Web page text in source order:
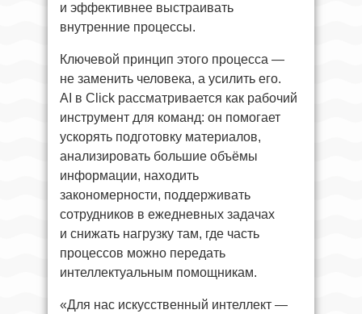
и эффективнее выстраивать
внутренние процессы.
Ключевой принцип этого процесса —
не заменить человека, а усилить его.
AI в Click рассматривается как рабочий
инструмент для команд: он помогает
ускорять подготовку материалов,
анализировать большие объёмы
информации, находить
закономерности, поддерживать
сотрудников в ежедневных задачах
и снижать нагрузку там, где часть
процессов можно передать
интеллектуальным помощникам.
«Для нас искусственный интеллект —